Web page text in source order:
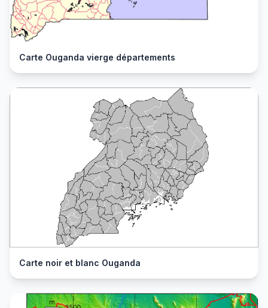
Carte Ouganda vierge départements
Carte noir et blanc Ouganda